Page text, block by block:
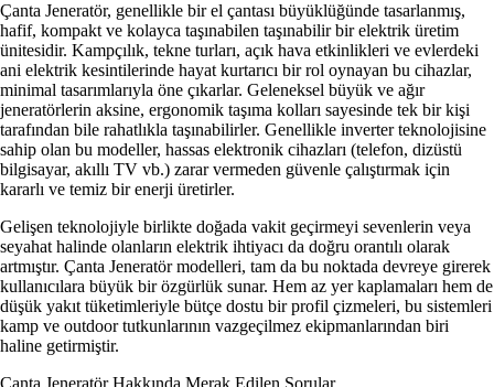
Çanta Jeneratör, genellikle bir el çantası büyüklüğünde tasarlanmış,
hafif, kompakt ve kolayca taşınabilen taşınabilir bir elektrik üretim
ünitesidir. Kampçılık, tekne turları, açık hava etkinlikleri ve evlerdeki
ani elektrik kesintilerinde hayat kurtarıcı bir rol oynayan bu cihazlar,
minimal tasarımlarıyla öne çıkarlar. Geleneksel büyük ve ağır
jeneratörlerin aksine, ergonomik taşıma kolları sayesinde tek bir kişi
tarafından bile rahatlıkla taşınabilirler. Genellikle inverter teknolojisine
sahip olan bu modeller, hassas elektronik cihazları (telefon, dizüstü
bilgisayar, akıllı TV vb.) zarar vermeden güvenle çalıştırmak için
kararlı ve temiz bir enerji üretirler.
Gelişen teknolojiyle birlikte doğada vakit geçirmeyi sevenlerin veya
seyahat halinde olanların elektrik ihtiyacı da doğru orantılı olarak
artmıştır. Çanta Jeneratör modelleri, tam da bu noktada devreye girerek
kullanıcılara büyük bir özgürlük sunar. Hem az yer kaplamaları hem de
düşük yakıt tüketimleriyle bütçe dostu bir profil çizmeleri, bu sistemleri
kamp ve outdoor tutkunlarının vazgeçilmez ekipmanlarından biri
haline getirmiştir.